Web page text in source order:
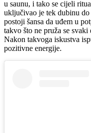
u saunu, i tako se cijeli
uključivao je tek dubinu
postoji šansa da uđem u
takvo što ne pruža se
Nakon takvoga iskustva
pozitivne energije.